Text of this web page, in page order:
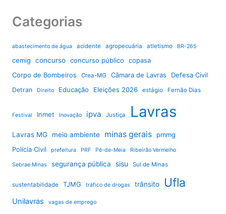
Categorias
abastecimento de água acidente agropecuária atletismo BR-265
cemig concurso concurso público
copasa
Corpo de Bombeiros
Crea-MG Câmara de Lavras Defesa Civil
Detran Direito Educação Eleições 2026 estágio Fernão Dias
Festival Inmet Inovação ipva Justiça Lavras
Lavras MG meio ambiente minas gerais
pmmg
Polícia Civil
prefeitura PRF Pé-de-Meia Ribeirão Vermelho
Sebrae Minas segurança pública sisu Sul de Minas
sustentabilidade TJMG tráfico de drogas trânsito Ufla
Unilavras vagas de emprego